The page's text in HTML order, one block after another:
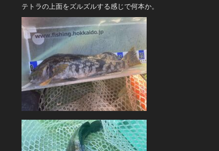
テトラの上面をズルズルする感じで何本か。